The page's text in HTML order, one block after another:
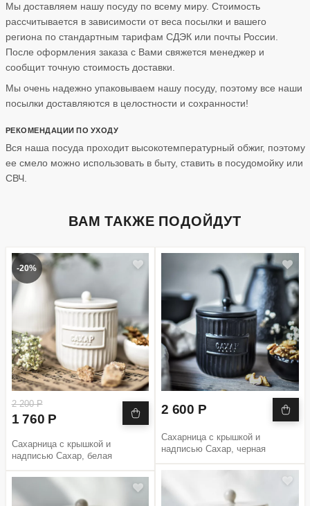
Мы доставляем нашу посуду по всему миру. Стоимость
рассчитывается в зависимости от веса посылки и вашего
региона по стандартным тарифам СДЭК или почты России.
После оформления заказа с Вами свяжется менеджер и
сообщит точную стоимость доставки.
Мы очень надежно упаковываем нашу посуду, поэтому все наши
посылки доставляются в целостности и сохранности!
РЕКОМЕНДАЦИИ ПО УХОДУ
Вся наша посуда проходит высокотемпературный обжиг, поэтому
ее смело можно использовать в быту, ставить в посудомойку или
СВЧ.
ВАМ ТАКЖЕ ПОДОЙДУТ
-20%
2 200 Р
1 760 Р
Сахарница с крышкой и
надписью Сахар, белая
2 600 Р
Сахарница с крышкой и
надписью Сахар, черная